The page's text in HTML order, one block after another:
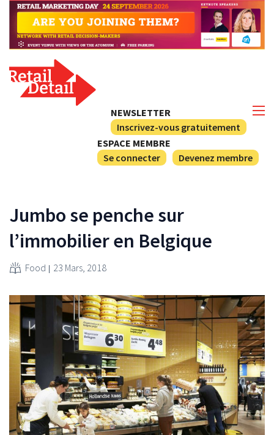
NEWSLETTER
Inscrivez-vous gratuitement
ESPACE MEMBRE
Se connecter
Devenez membre
Jumbo se penche sur
l’immobilier en Belgique
Food 23 Mars, 2018